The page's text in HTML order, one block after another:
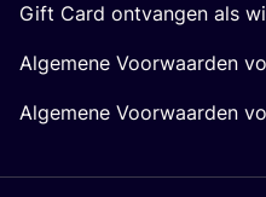
Gift Card ontvangen als
Algemene Voorwaarden
Algemene Voorwaarden